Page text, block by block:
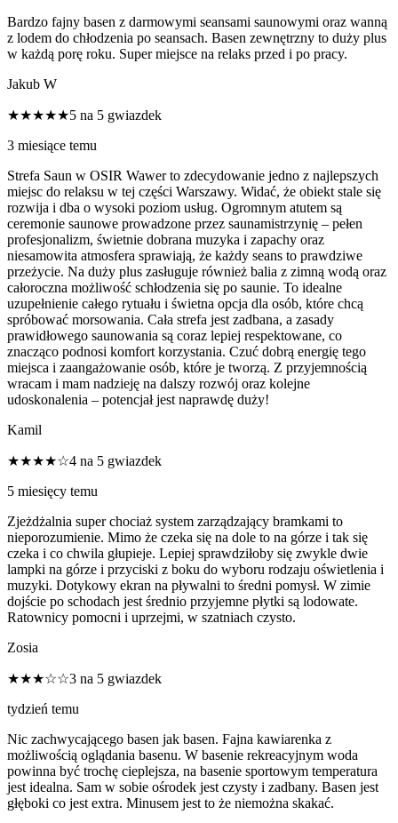
Bardzo fajny basen z darmowymi seansami saunowymi oraz wanną
z lodem do chłodzenia po seansach. Basen zewnętrzny to duży plus
w każdą porę roku. Super miejsce na relaks przed i po pracy.
Jakub W
★★★★★5 na 5 gwiazdek
3 miesiące temu
Strefa Saun w OSIR Wawer to zdecydowanie jedno z najlepszych
miejsc do relaksu w tej części Warszawy. Widać, że obiekt stale się
rozwija i dba o wysoki poziom usług. Ogromnym atutem są
ceremonie saunowe prowadzone przez saunamistrzynię – pełen
profesjonalizm, świetnie dobrana muzyka i zapachy oraz
niesamowita atmosfera sprawiają, że każdy seans to prawdziwe
przeżycie. Na duży plus zasługuje również balia z zimną wodą oraz
całoroczna możliwość schłodzenia się po saunie. To idealne
uzupełnienie całego rytuału i świetna opcja dla osób, które chcą
spróbować morsowania. Cała strefa jest zadbana, a zasady
prawidłowego saunowania są coraz lepiej respektowane, co
znacząco podnosi komfort korzystania. Czuć dobrą energię tego
miejsca i zaangażowanie osób, które je tworzą. Z przyjemnością
wracam i mam nadzieję na dalszy rozwój oraz kolejne
udoskonalenia – potencjał jest naprawdę duży!
Kamil
★★★★☆4 na 5 gwiazdek
5 miesięcy temu
Zjeżdżalnia super chociaż system zarządzający bramkami to
nieporozumienie. Mimo że czeka się na dole to na górze i tak się
czeka i co chwila głupieje. Lepiej sprawdziłoby się zwykle dwie
lampki na górze i przyciski z boku do wyboru rodzaju oświetlenia i
muzyki. Dotykowy ekran na pływalni to średni pomysł. W zimie
dojście po schodach jest średnio przyjemne płytki są lodowate.
Ratownicy pomocni i uprzejmi, w szatniach czysto.
Zosia
★★★☆☆3 na 5 gwiazdek
tydzień temu
Nic zachwycającego basen jak basen. Fajna kawiarenka z
możliwością oglądania basenu. W basenie rekreacyjnym woda
powinna być trochę cieplejsza, na basenie sportowym temperatura
jest idealna. Sam w sobie ośrodek jest czysty i zadbany. Basen jest
głęboki co jest extra. Minusem jest to że niemożna skakać.